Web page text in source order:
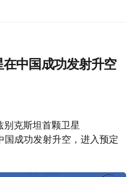
中国成功发射升空
别克斯坦首颗卫星
成功发射升空，进入预定